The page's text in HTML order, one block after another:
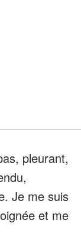
pleurant,
Je me suis
et me